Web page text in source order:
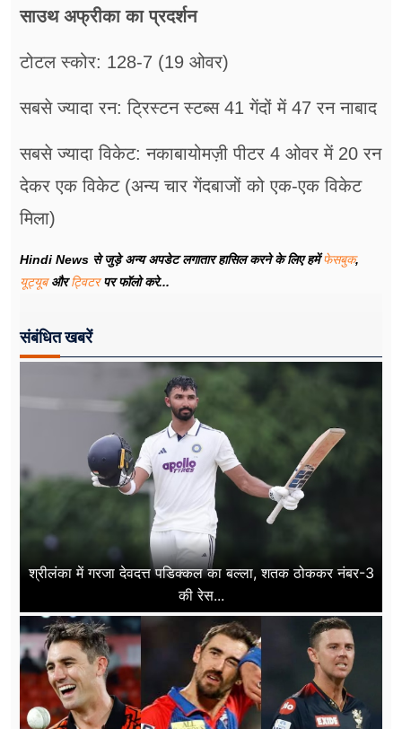
साउथ अफ्रीका का प्रदर्शन
टोटल स्कोर: 128-7 (19 ओवर)
सबसे ज्यादा रन: ट्रिस्टन स्टब्स 41 गेंदों में 47 रन नाबाद
सबसे ज्यादा विकेट: नकाबायोमज़ी पीटर 4 ओवर में 20 रन
देकर एक विकेट (अन्य चार गेंदबाजों को एक-एक विकेट
मिला)
Hindi News से जुड़े अन्य अपडेट लगातार हासिल करने के लिए हमेंफेसबुक,
यूट्यूबऔरट्विटरपर फॉलो करे...
संबंधित खबरें
श्रीलंका में गरजा देवदत्त पडिक्कल का बल्ला, शतक ठोककर नंबर-3
की रेस...